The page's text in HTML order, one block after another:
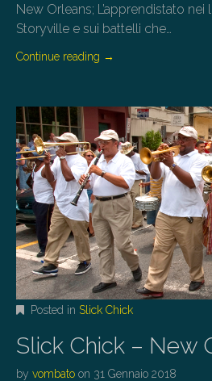
New Orleans; L’apprendistato
Storyville e sui battelli che…
Continue reading →
Posted in Slick Chick
Slick Chick – New
by vombato on 31 Gennaio 2018